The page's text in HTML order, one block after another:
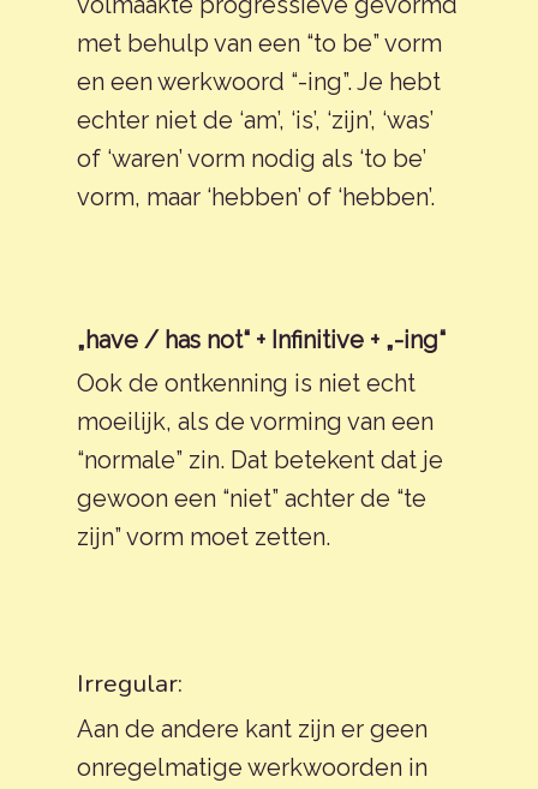
met behulp van een “to be” vorm
en een werkwoord “-ing”. Je hebt
echter niet de ‘am’, ‘is’, ‘zijn’, ‘was’
of ‘waren’ vorm nodig als ‘to be’
vorm, maar ‘hebben’ of ‘hebben’.
„have / has not“ + Infinitive + „-ing“
Ook de ontkenning is niet echt
moeilijk, als de vorming van een
“normale” zin. Dat betekent dat je
gewoon een “niet” achter de “te
zijn” vorm moet zetten.
Irregular:
Aan de andere kant zijn er geen
onregelmatige werkwoorden in